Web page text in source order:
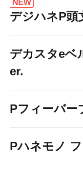
NEW
デジハネP頭
デカスタeベ
er.
Pフィーバ
Pハネモノ